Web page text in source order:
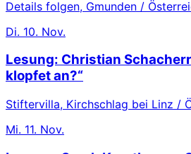
Details folgen, Gmunden /
Di. 10. Nov.
Lesung: Christian
klopfet an?“
Stiftervilla, Kirchschlag bei Linz /
Mi. 11. Nov.